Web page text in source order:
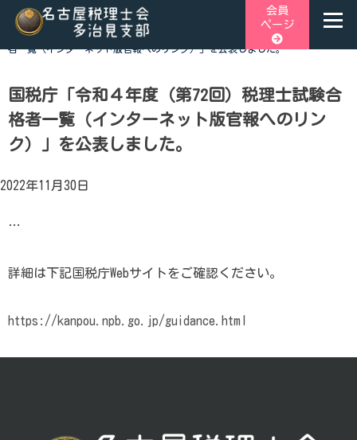
Skip
content
市と可児郡御嵩町の4市1町が所属する税理士会です。地域の皆
様に寄り添う税務の専門家として、税務支援や研修会、租税教
育などを行っております。税の無料相談会も実施しておりま
す。お気軽にご連絡ください。
会員
ページ
ホーム> 税関連トピックス>国税庁「令和４年度（第72回）税理士試験合格
者一覧（インターネット版官報へのリンク）」を公表しました。
国税庁「令和４年度（第72回）税理士試験合
格者一覧（インターネット版官報へのリン
ク）」を公表しました。
2022年11月30日
…
詳細は下記国税庁Webサイトをご確認ください。
https://kanpou.npb.go.jp/guidance.html